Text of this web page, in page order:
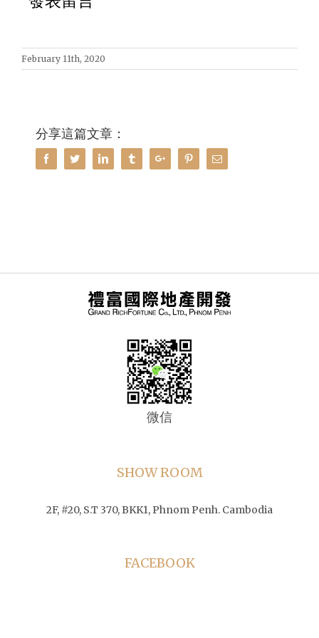
February 11th, 2020
分享這篇文章：
Facebook
TwitterLinkedinTumblrGoogle+PinterestEmail
微信
SHOW ROOM
2F, #20, S.T 370, BKK1, Phnom Penh. Cambodia
FACEBOOK